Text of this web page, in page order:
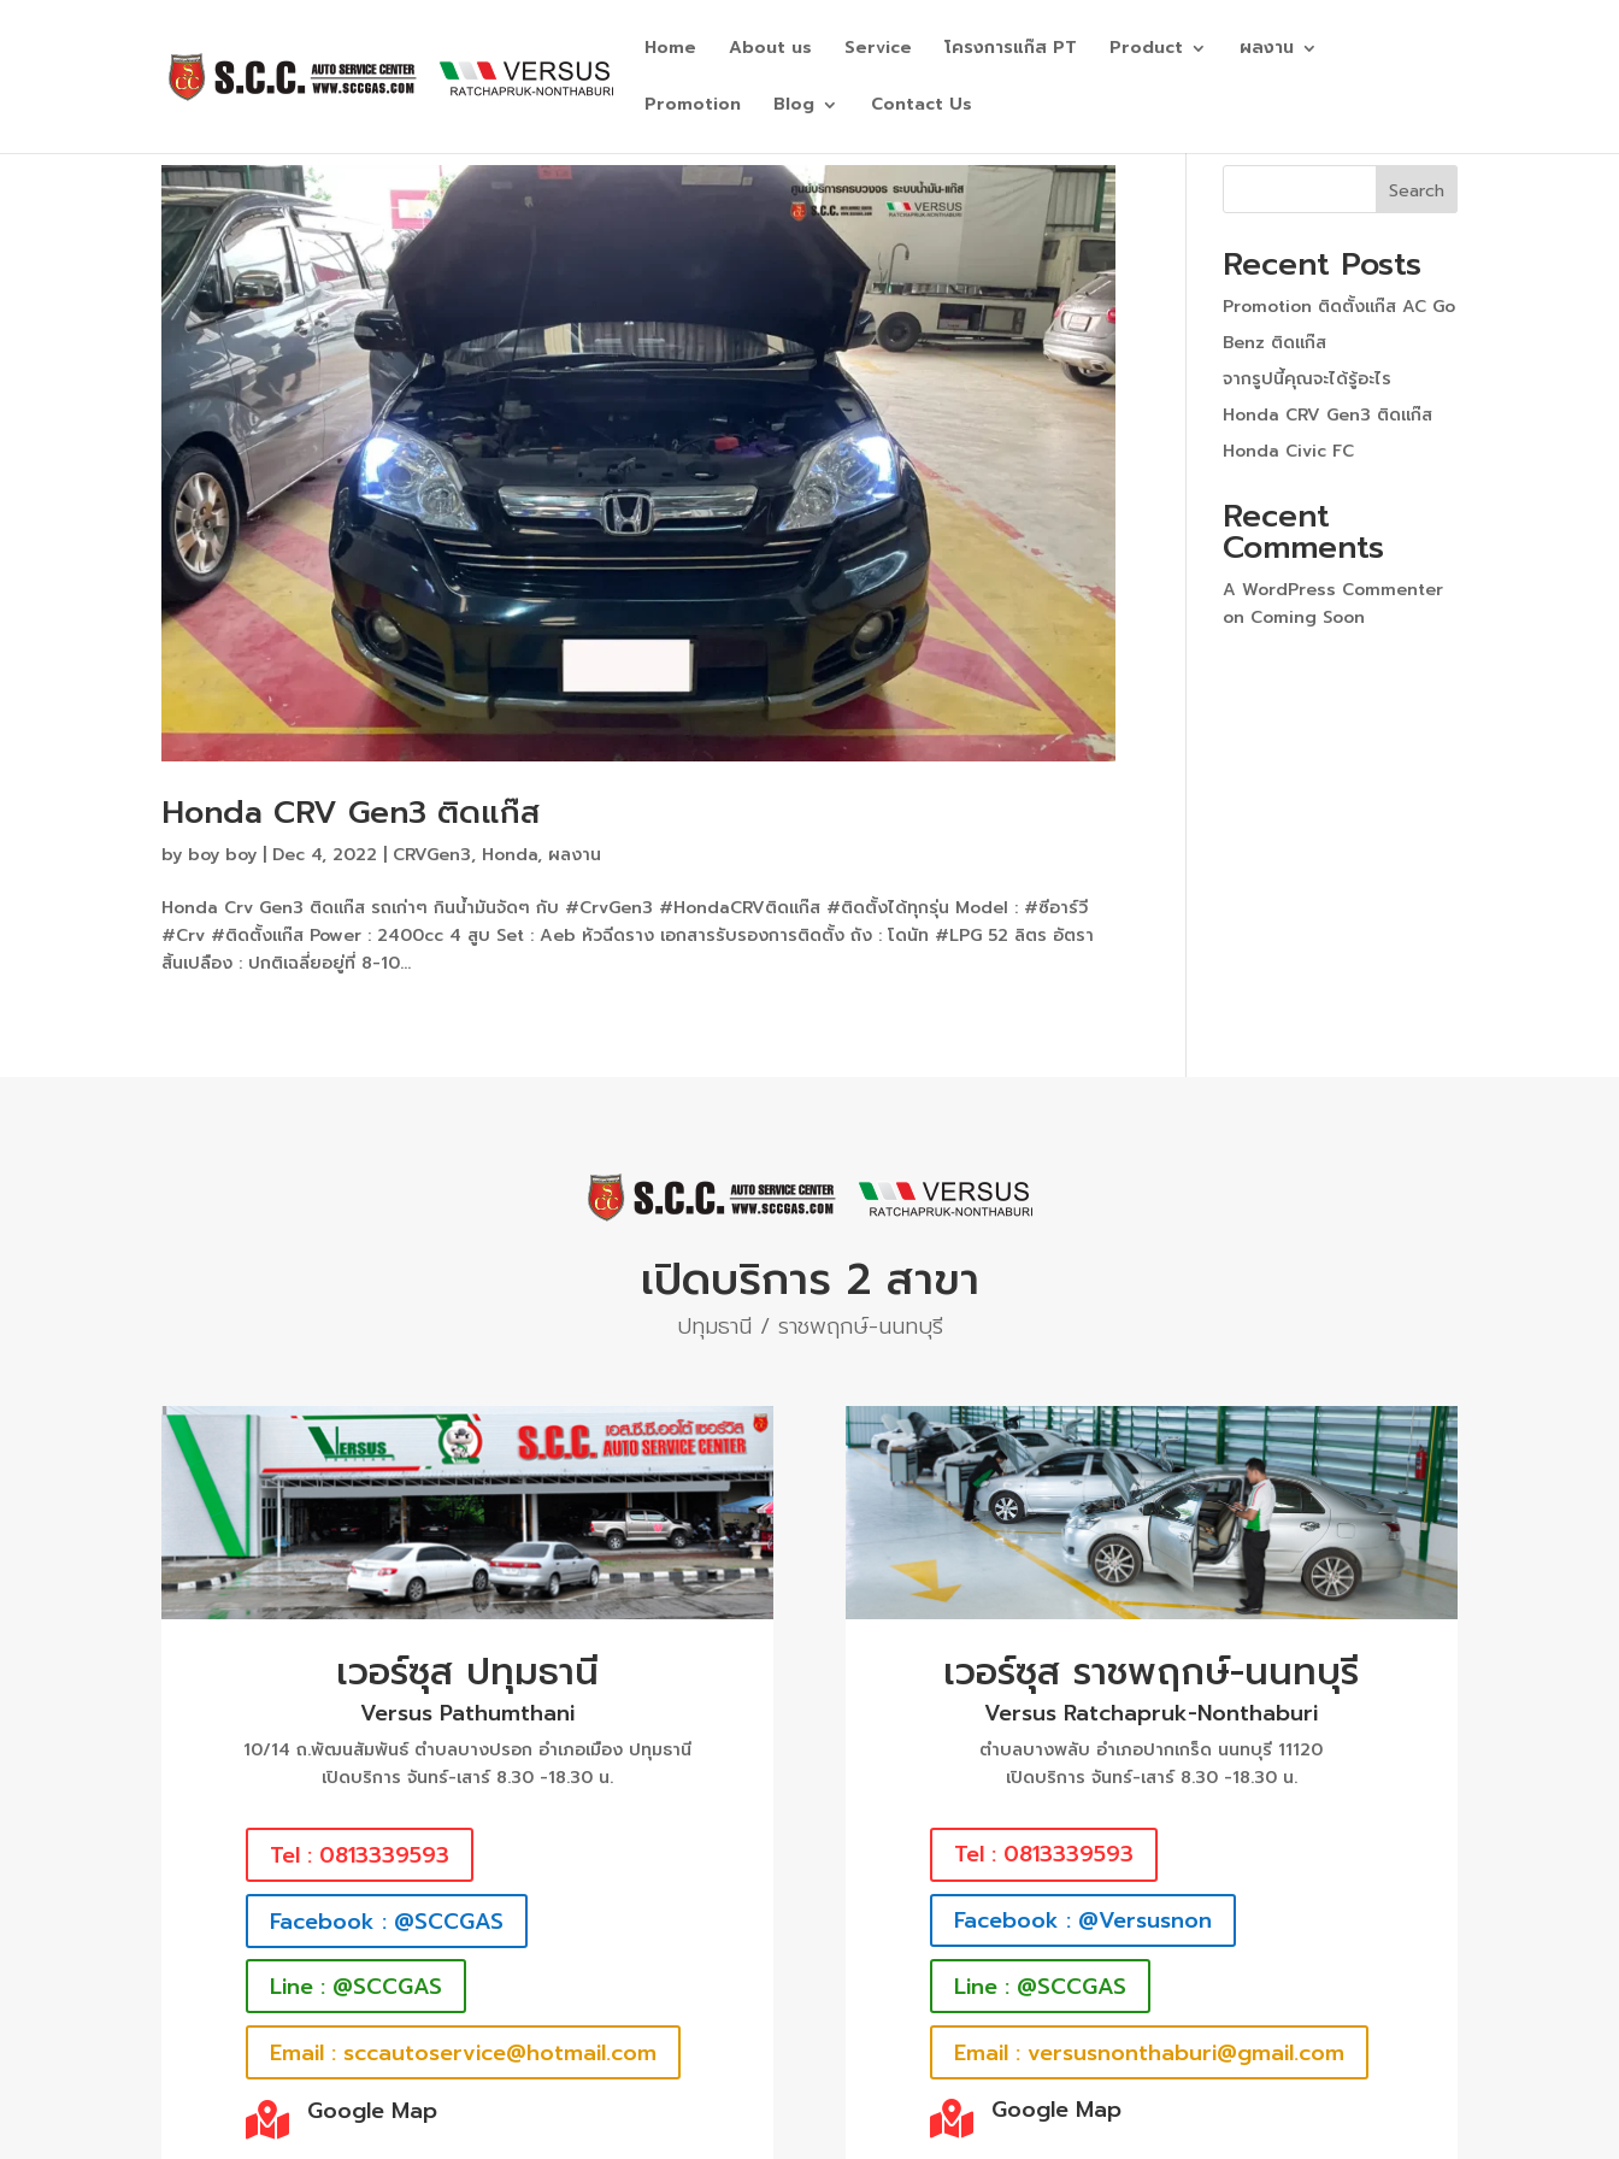
Home About us Service โครงการแก๊ส PT Product ผลงาน
Promotion Blog Contact Us
Honda CRV Gen3 ติดแก๊ส
by boy boy | Dec 4, 2022 | CRVGen3, Honda, ผลงาน
Honda Crv Gen3 ติดแก๊ส รถเก่าๆ กินน้ำมันจัดๆ กับ #CrvGen3 #HondaCRVติดแก๊ส #ติดตั้งได้ทุกรุ่น Model : #ซีอาร์วี
#Crv #ติดตั้งแก๊ส Power : 2400cc 4 สูบ Set : Aeb หัวฉีดราง เอกสารรับรองการติดตั้ง ถัง : โดนัท #LPG 52 ลิตร อัตรา
สิ้นเปลือง : ปกติเฉลี่ยอยู่ที่ 8-10...
Search
Recent Posts
Promotion ติดตั้งแก๊ส AC Go
Benz ติดแก๊ส
จากรูปนี้คุณจะได้รู้อะไร
Honda CRV Gen3 ติดแก๊ส
Honda Civic FC
Recent
Comments
A WordPress Commenter
on Coming Soon
เปิดบริการ 2 สาขา
ปทุมธานี / ราชพฤกษ์-นนทบุรี
เวอร์ซุส ปทุมธานี
Versus Pathumthani
10/14 ถ.พัฒนสัมพันธ์ ตำบลบางปรอก อำเภอเมือง ปทุมธานี
เปิดบริการ จันทร์-เสาร์ 8.30 -18.30 น.
Tel : 0813339593
Facebook : @SCCGAS
Line : @SCCGAS
Email : sccautoservice@hotmail.com
 Google Map
เวอร์ซุส ราชพฤกษ์-นนทบุรี
Versus Ratchapruk-Nonthaburi
ตำบลบางพลับ อำเภอปากเกร็ด นนทบุรี 11120
เปิดบริการ จันทร์-เสาร์ 8.30 -18.30 น.
Tel : 0813339593
Facebook : @Versusnon
Line : @SCCGAS
Email : versusnonthaburi@gmail.com
 Google Map